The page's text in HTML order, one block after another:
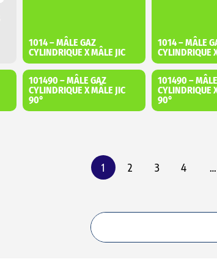
1014 – MÂLE GAZ
CYLINDRIQUE X MÂLE JIC
1014 – MÂLE
CYLINDRIQUE
101490 – MÂLE GAZ
CYLINDRIQUE X MÂLE JIC
90°
101490 –
CYLINDRIQUE
90°
1 2 3 4 …